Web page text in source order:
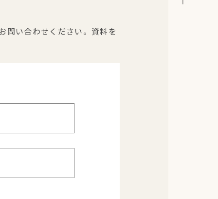
問い合わせください。資料を